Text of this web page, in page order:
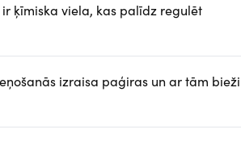
ķīmiska viela, kas palīdz regulēt
izraisa paģiras un ar tām bieži